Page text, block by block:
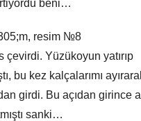
beni…
resim №8
çevirdi. Yüzükoyun yatırıp
bu kez kalçalarımı
girdi. Bu açıdan girince
sanki…